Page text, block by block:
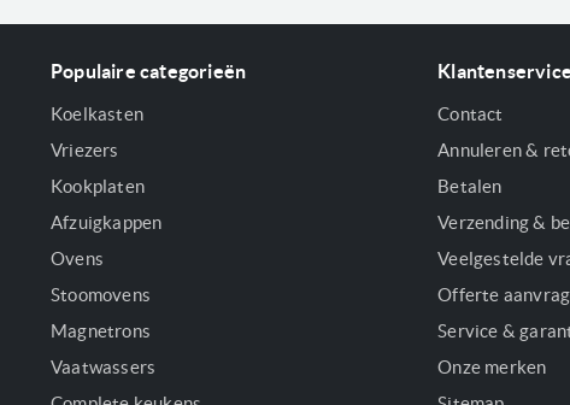
Populaire categorieën
Koelkasten
Vriezers
Kookplaten
Afzuigkappen
Ovens
Stoomovens
Magnetrons
Vaatwassers
Klantenservice
Contact
Annuleren &
Betalen
Verzending &
Veelgestelde
Offerte
Service &
Onze merken